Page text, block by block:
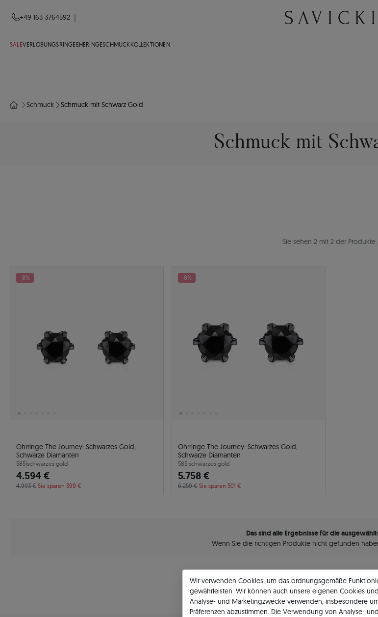
+49 163 3764592
SALEVERLOBUNGSRINGE EHERINGESCHMUCKKOLLEKTIONEN
Schmuck Schmuck mit Schwarz Gold
Schmuck mit
Sie sehen 2 mit 2 der Produkte.
-8%
Ohrringe The Journey: Schwarzes Gold,
Schwarze Diamanten
585|schwarzes gold
4.594 €
4.993 € Sie sparen 399 €
-8%
Ohrringe The Journey: Schwarzes Gold,
Schwarze Diamanten
585|schwarzes gold
5.758 €
6.259 € Sie sparen 501 €
Das sind alle Ergebnisse für die
Wenn Sie die richtigen Produkte nicht gefunden
Sie sehen 2 mit 2 der Produkte.
Wir verwenden Cookies, um das ordnungsgemäße
gewährleisten. Wir können auch unsere eigenen Cookies
Analyse- und Marketingzwecke verwenden, insbesondere
Präferenzen abzustimmen. Die Verwendung von Analyse-